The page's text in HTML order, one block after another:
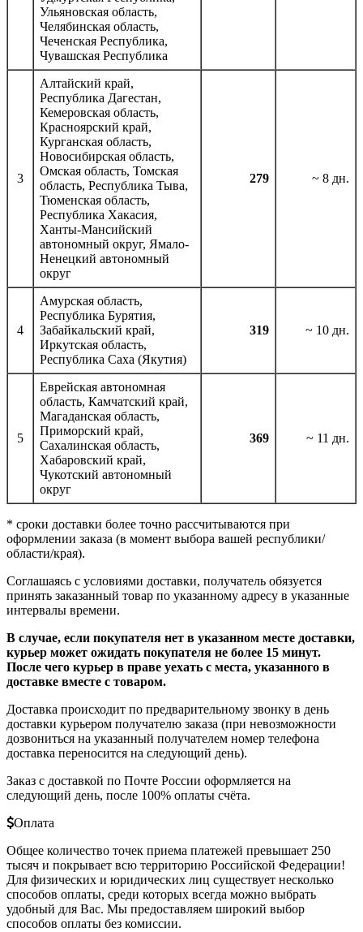
Ульяновская область,
Челябинская область,
Чеченская Республика,
Чувашская Республика
3
Алтайский край,
Республика Дагестан,
Кемеровская область,
Красноярский край,
Курганская область,
Новосибирская область,
Омская область, Томская
область, Республика Тыва,
Тюменская область,
Республика Хакасия,
Ханты-Мансийский
автономный округ, Ямало-
Ненецкий автономный
округ
279 ~ 8 дн.
4
Амурская область,
Республика Бурятия,
Забайкальский край,
Иркутская область,
Республика Саха (Якутия)
319 ~ 10 дн.
5
Еврейская автономная
область, Камчатский край,
Магаданская область,
Приморский край,
Сахалинская область,
Хабаровский край,
Чукотский автономный
округ
369 ~ 11 дн.
* сроки доставки более точно рассчитываются при
оформлении заказа (в момент выбора вашей республики/
области/края).
Соглашаясь с условиями доставки, получатель обязуется
принять заказанный товар по указанному адресу в указанные
интервалы времени.
В случае, если покупателя нет в указанном месте доставки,
курьер может ожидать покупателя не более 15 минут.
После чего курьер в праве уехать с места, указанного в
доставке вместе с товаром.
Доставка происходит по предварительному звонку в день
доставки курьером получателю заказа (при невозможности
дозвониться на указанный получателем номер телефона
доставка переносится на следующий день).
Заказ с доставкой по Почте России оформляется на
следующий день, после 100% оплаты счёта.
Оплата
Общее количество точек приема платежей превышает 250
тысяч и покрывает всю территорию Российской Федерации!
Для физических и юридических лиц существует несколько
способов оплаты, среди которых всегда можно выбрать
удобный для Вас. Мы предоставляем широкий выбор
способов оплаты без комиссии.